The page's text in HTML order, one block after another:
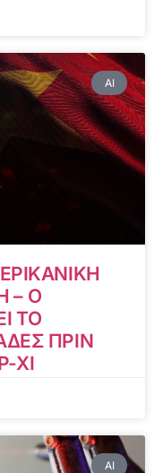
AI
– Ο
ΤΟ
ΠΡΙΝ
XI
AI